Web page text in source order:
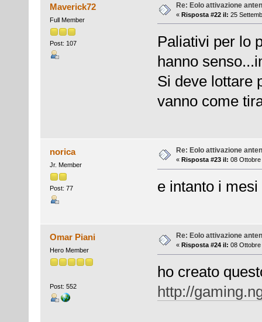
Maverick72
Full Member
Post: 107
Re: Eolo attivazione
« Risposta #22 il: 25
Paliativi per lo
hanno
Si deve lottare
vanno come
norica
Jr. Member
Post: 77
Re: Eolo attivazione
« Risposta #23 il: 08
e intanto i
Omar Piani
Hero Member
Post: 552
Re: Eolo attivazione
« Risposta #24 il: 08
ho creato
http://